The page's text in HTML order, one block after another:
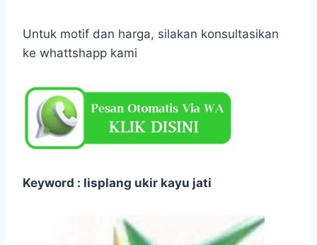
Untuk motif dan harga, silakan konsultasikan
ke whattshapp kami
Keyword : lisplang ukir kayu jati